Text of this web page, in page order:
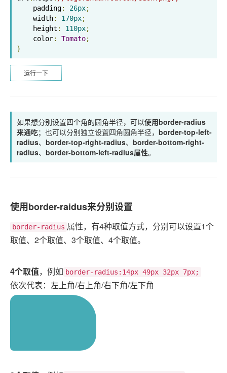
    padding
: 26px;
    width
: 170px;
    height
: 110px;
    color
: Tomato;
}
运行一下
如果想分别设置四个角的圆角半径，可以使用border-radius
来通吃；也可以分别独立设置四角圆角半径， border-top-left-
radius、 border-top-right-radius、 border-bottom-right-
radius、 border-bottom-left-radius属性。
使用border-raidus来分别设置
border-radius 属性，有4种取值方式，分别可以设置1个
取值、2个取值、3个取值、4个取值。
4个取值，例如 border-radius:14px 49px 32px 7px;
依次代表：左上角/右上角/右下角/左下角